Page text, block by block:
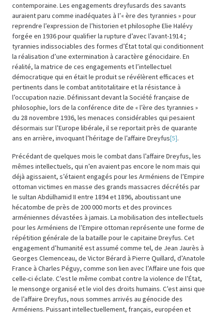
contemporaine. Les engagements dreyfusards des savants
auraient paru comme inadéquates à l’« ère des tyrannies » pour
reprendre l’expression de l’historien et philosophe Elie Halévy
forgée en 1936 pour qualifier la rupture d’avec l’avant-1914 ;
tyrannies indissociables des formes d’État total qui conditionnent
la réalisation d’une extermination à caractère génocidaire. En
réalité, la matrice de ces engagements et l’intellectuel
démocratique qui en était le produit se révélèrent efficaces et
pertinents dans le combat antitotalitaire et la résistance à
l’occupation nazie. Définissant devant la Société française de
philosophie, lors de la conférence dite de « l’ère des tyrannies »
du 28 novembre 1936, les menaces considérables qui pesaient
désormais sur l’Europe libérale, il se reportait près de quarante
ans en arrière, invoquant l’héritage de l’affaire Dreyfus[5].
Précédant de quelques mois le combat dans l’affaire Dreyfus, les
mêmes intellectuels, qui n’en avaient pas encore le nom mais qui
déjà agissaient, s’étaient engagés pour les Arméniens de l’Empire
ottoman victimes en masse des grands massacres décrétés par
le sultan Abdülhamid II entre 1894 et 1896, aboutissant une
hécatombe de près de 200 000 morts et des provinces
arméniennes dévastées à jamais. La mobilisation des intellectuels
pour les Arméniens de l’Empire ottoman représente une forme de
répétition générale de la bataille pour le capitaine Dreyfus. Cet
engagement d’humanité est assumé comme tel, de Jean Jaurès à
Georges Clemenceau, de Victor Bérard à Pierre Quillard, d’Anatole
France à Charles Péguy, comme son lien avec l’Affaire une fois que
celle-ci éclate. C’est le même combat contre la violence de l’État,
le mensonge organisé et le viol des droits humains. C’est ainsi que
de l’affaire Dreyfus, nous sommes arrivés au génocide des
Arméniens. Puissant intellectuellement, français, européen et